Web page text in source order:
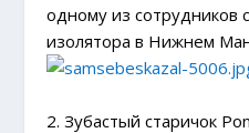
одному из сотрудников
изолятора в Нижнем
2. Зубастый старичок